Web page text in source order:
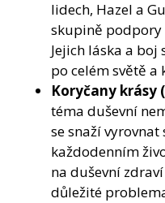
lidech, Hazel a
skupině
Jejich láska a
po celém světě a
Koryčany krásy
téma duševní
se snaží
každodenním
na duševní
důležité